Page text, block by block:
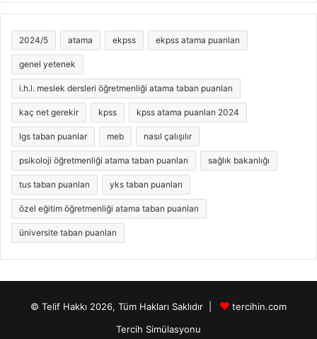
2024/5 atama ekpss ekpss atama puanları
genel yetenek
i.h.l. meslek dersleri öğretmenliği atama taban puanları
kaç net gerekir kpss kpss atama puanları 2024
lgs taban puanlar meb nasıl çalışılır
psikoloji öğretmenliği atama taban puanları sağlık bakanlığı
tus taban puanları yks taban puanları
özel eğitim öğretmenliği atama taban puanları
üniversite taban puanları
© Telif Hakkı 2026, Tüm Hakları Saklıdır |
tercihin.com
Tercih Simülasyonu